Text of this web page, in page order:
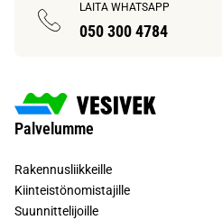
LAITA WHATSAPP
050 300 4784
Palvelumme
Rakennusliikkeille
Kiinteistönomistajille
Suunnittelijoille